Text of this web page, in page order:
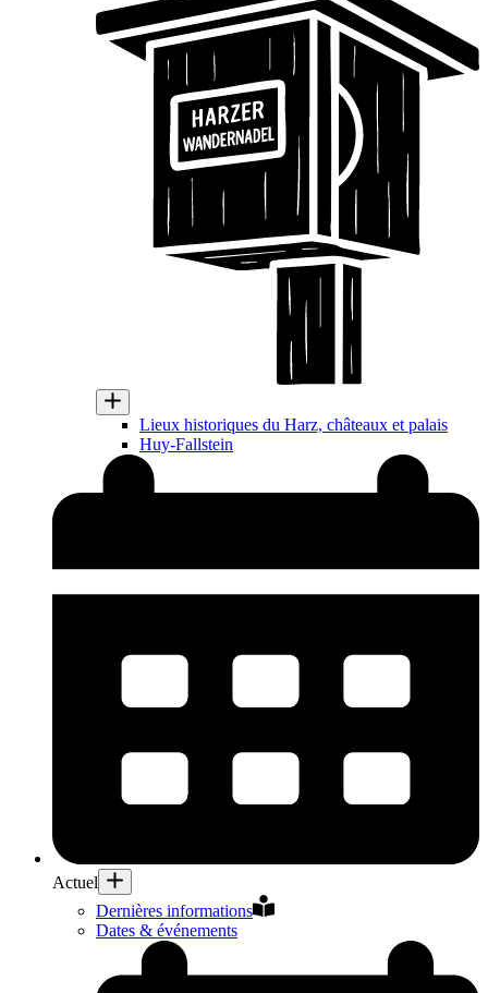
Lieux historiques du Harz, châteaux et palais
Huy-Fallstein
Actuel
Dernières informations
Dates & événements